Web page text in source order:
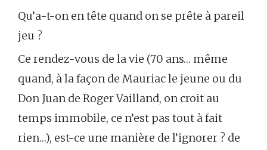
Qu’a-t-on en tête quand on se prête à pareil
jeu ?
Ce rendez-vous de la vie (70 ans… même
quand, à la façon de Mauriac le jeune ou du
Don Juan de Roger Vailland, on croit au
temps immobile, ce n’est pas tout à fait
rien…), est-ce une manière de l’ignorer ? de